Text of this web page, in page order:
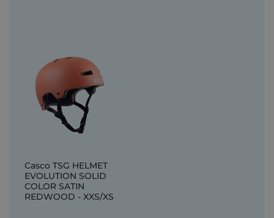
Casco TSG HELMET
EVOLUTION SOLID
COLOR SATIN
REDWOOD - XXS/XS